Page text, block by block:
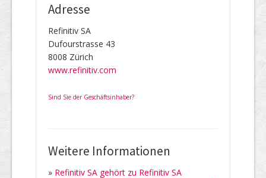
Adresse
Refinitiv SA
Dufourstrasse 43
8008 Zürich
www.refinitiv.com
Sind Sie der Geschäftsinhaber?
Weitere Informationen
» Refinitiv SA gehört zu Refinitiv SA